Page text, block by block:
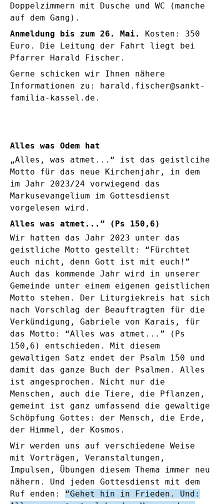
Doppelzimmern mit Dusche und WC (manche
auf dem Gang).
Anmeldung bis zum 26. Mai. Kosten: 350
Euro. Die Leitung der Fahrt liegt bei
Pfarrer Harald Fischer.
Gerne schicken wir Ihnen nähere
Informationen zu: harald.fischer@sankt-
familia-kassel.de.
Alles was Odem hat
„Alles, was atmet...“ ist das geistlcihe
Motto für das neue Kirchenjahr, in dem
im Jahr 2023/24 vorwiegend das
Markusevangelium im Gottesdienst
vorgelesen wird.
Alles was atmet...” (Ps 150,6)
Wir hatten das Jahr 2023 unter das
geistliche Motto gestellt: “Fürchtet
euch nicht, denn Gott ist mit euch!”
Auch das kommende Jahr wird in unserer
Gemeinde unter einem eigenen geistlichen
Motto stehen. Der Liturgiekreis hat sich
nach Vorschlag der Beauftragten für die
Verkündigung, Gabriele von Karais, für
das Motto: “Alles was atmet...” (Ps
150,6) entschieden. Mit diesem
gewaltigen Satz endet der Psalm 150 und
damit das ganze Buch der Psalmen. Alles
ist angesprochen. Nicht nur die
Menschen, auch die Tiere, die Pflanzen,
gemeint ist ganz umfassend die gewaltige
Schöpfung Gottes: der Mensch, die Erde,
der Himmel, der Kosmos.
Wir werden uns auf verschiedene Weise
mit Vorträgen, Veranstaltungen,
Impulsen, Übungen diesem Thema immer neu
nähern. Und jeden Gottesdienst mit dem
Ruf enden: “Gehet hin in Frieden. Und: